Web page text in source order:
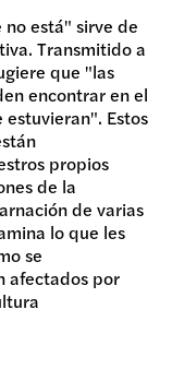
está" sirve de
Transmitido a
que "las
encontrar en el
Estos
propios
de la
de varias
lo que les
se
afectados por